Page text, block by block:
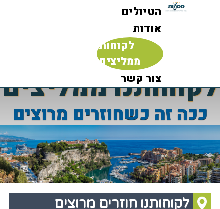
הטיולים
אודות
לקוחות
ממליצים
צור קשר
לקוחותנו ממליצים
ככה זה כשחוזרים מרוצים
לקוחותנו חוזרים מרוצים